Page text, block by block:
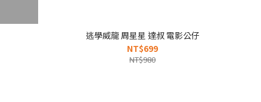
逃學威龍 周星星 達叔 電影公仔
NT$699
NT$980